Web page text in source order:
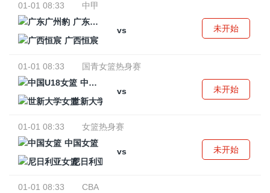
01-01 08:33
中甲
广东广州豹
vs
广西恒宸
未开始
01-01 08:33
国青女篮热身赛
中国U18女篮
vs
世新大学女篮
未开始
01-01 08:33
女篮热身赛
中国女篮
vs
尼日利亚女篮
未开始
01-01 08:33
CBA